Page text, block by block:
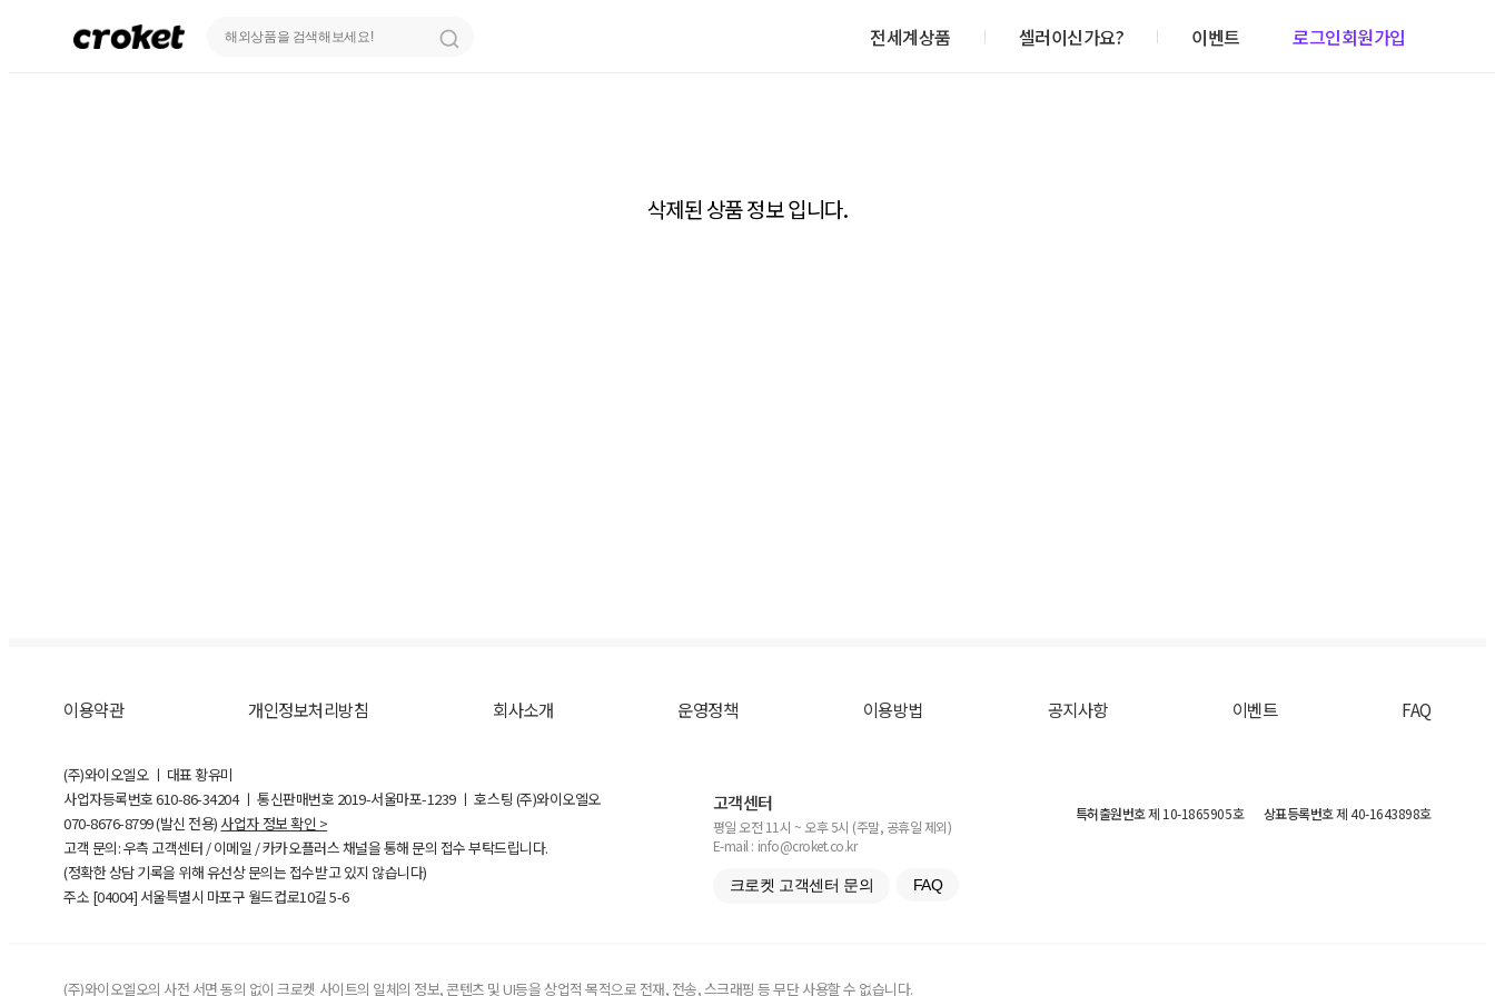
전세계상품 셀러이신가요? 이벤트 로그인회원가입
삭제된 상품 정보 입니다.
이용약관 개인정보처리방침 회사소개 운영정책 이용방법 공지사항 이벤트 FAQ
(주)와이오엘오 ㅣ 대표 황유미
사업자등록번호610-86-34204ㅣ 통신판매번호 2019-서울마포-1239 ㅣ 호스팅 (주)와이오엘오
070-8676-8799 (발신 전용) 사업자 정보 확인 >
고객 문의: 우측 고객센터 / 이메일 / 카카오플러스 채널을 통해 문의 접수 부탁드립니다.
(정확한 상담 기록을 위해 유선상 문의는 접수받고 있지 않습니다)
주소 [04004] 서울특별시 마포구 월드컵로10길5-6
고객센터
평일 오전 11시 ~ 오후 5시 (주말, 공휴일 제외)
E-mail : info@croket.co.kr
크로켓 고객센터 문의 FAQ
특허출원번호제 10-1865905호 상표등록번호제 40-1643898호
(주)와이오엘오의 사전 서면 동의 없이 크로켓 사이트의 일체의 정보, 콘텐츠 및 UI등을 상업적 목적으로 전재, 전송, 스크래핑 등 무단 사용할 수 없습니다.